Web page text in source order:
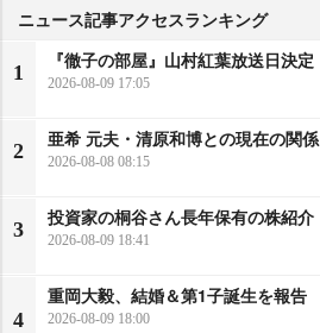
ニュース記事アクセスランキング
1
『徹子の部屋』山村紅葉放送日決定
2026-08-09 17:05
2
亜希 元夫・清原和博との現在の関係
2026-08-08 08:15
3
投資家の桐谷さん長年保有の株紹介
2026-08-09 18:41
4
重岡大毅、結婚＆第1子誕生を報告
2026-08-09 18:00